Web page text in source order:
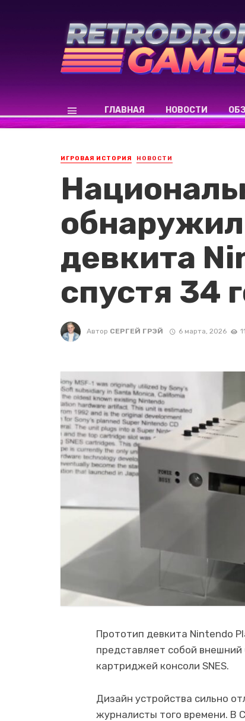
ГЛАВНАЯ НОВОСТИ
ИГРОВАЯ ИСТОРИЯ НОВОСТИ
девкита
спустя 34
Автор СЕРГЕЙ ГРЭЙ 6 марта, 2026
Прототип девкита Nintendo
представляет собой
картриджей консоли SNES.
Дизайн устройства сильно
журналисты того времени. В